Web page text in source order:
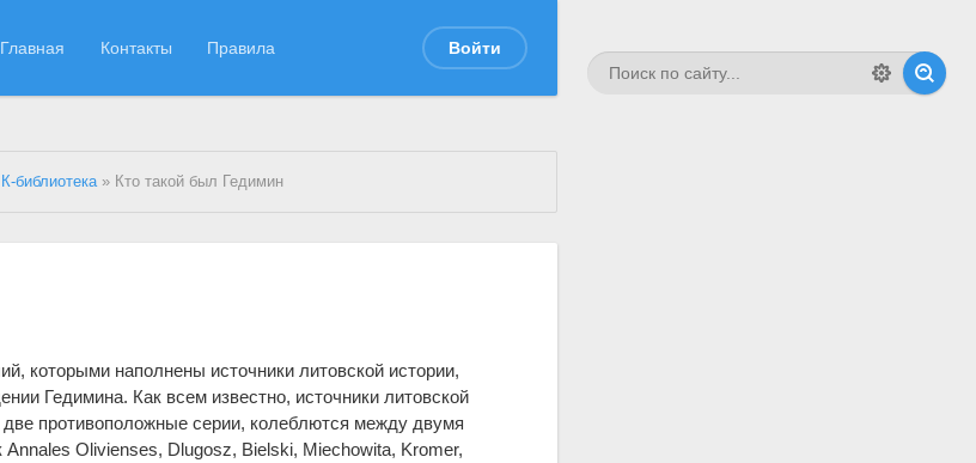
Главная Контакты Правила Войти
К-библиотека» Кто такой был Гедимин
которыми наполнены источники литовской истории,
Гедимина. Как всем известно, источники литовской
противоположные серии, колеблются между двумя
Olivienses, Dlugosz, Bielski, Miechowita, Kromer,